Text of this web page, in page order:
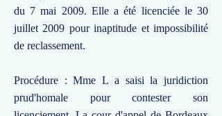
du 7 mai 2009. Elle a été licenciée le 30
juillet 2009 pour inaptitude et impossibilité
de reclassement.
Procédure : Mme L a saisi la juridiction
prud'homale pour contester son